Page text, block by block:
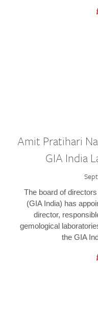
Amit Pratihari
GIA India
The board of
(GIA India) has
director,
gemological
the GIA